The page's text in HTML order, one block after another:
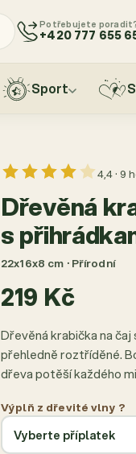
Potřebujete
+420 777 655
Sport
4,4 · 9
Dřevěná
s
22x16x8 cm · Přírodní
219 Kč
Dřevěná krabička na
přehledně roztříděné.
dřeva potěší každého
Výplň z dřevité vlny ?